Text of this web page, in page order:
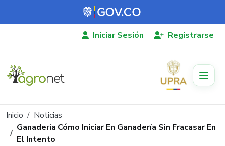
Pasar al contenido principal
Iniciar Sesión Registrarse
Ruta de navegación
Inicio
Noticias
Ganadería Cómo Iniciar En Ganadería Sin Fracasar En
El Intento